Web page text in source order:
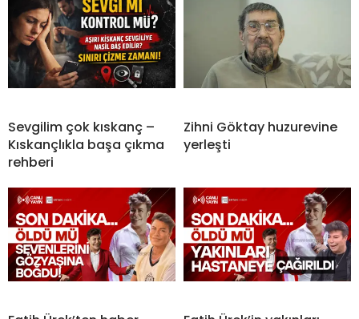
Sevgilim çok kıskanç –
Kıskançlıkla başa çıkma
rehberi
Zihni Göktay huzurevine
yerleşti